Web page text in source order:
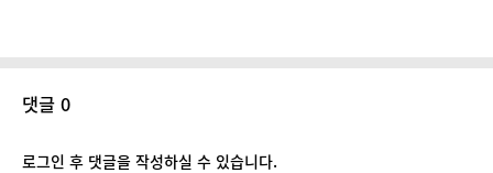
댓글 0
로그인 후 댓글을 작성하실 수 있습니다.